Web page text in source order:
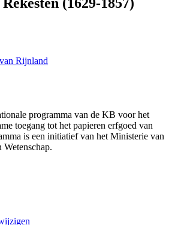
Rijnland
programma van de KB voor het
toegang tot het papieren erfgoed van
is een initiatief van het Ministerie van